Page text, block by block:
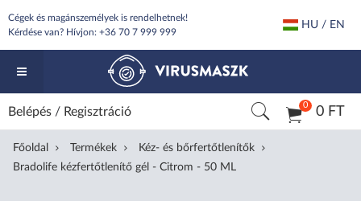
Cégek és magánszemélyek is rendelhetnek!
Kérdése van? Hívjon: +36 70 7 999 999
HU / EN
0 0 FT
Belépés / Regisztráció
Főoldal Termékek
Kéz- és bőrfertőtlenítők
Bradolife kézfertőtlenítő gél - Citrom - 50 ML